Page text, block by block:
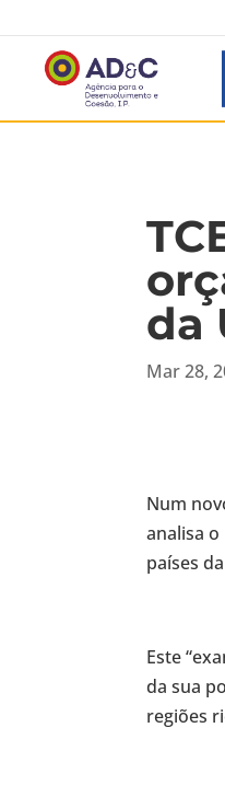
da
Mar 28,
Num
analisa
países
Este
da sua
regiões